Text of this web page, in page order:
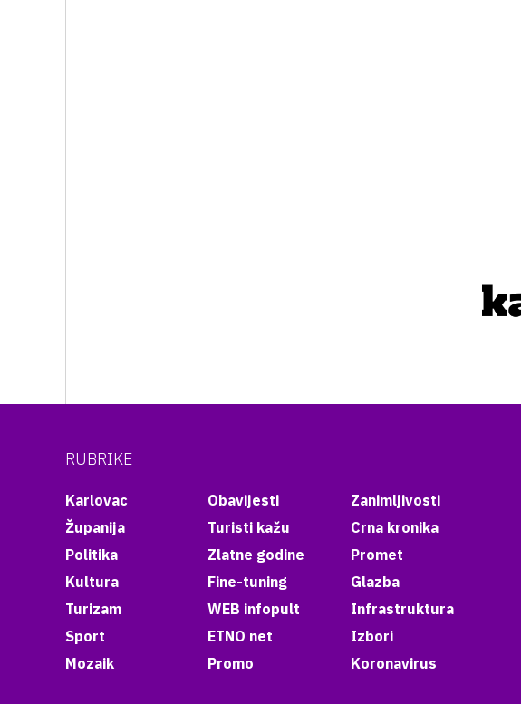
RUBRIKE
Karlovac
Županija
Politika
Kultura
Turizam
Sport
Mozaik
Obavijesti
Turisti kažu
Zlatne godine
Fine-tuning
WEB infopult
ETNO net
Promo
Zanimljivosti
Crna kronika
Promet
Glazba
Infrastruktura
Izbori
Koronavirus